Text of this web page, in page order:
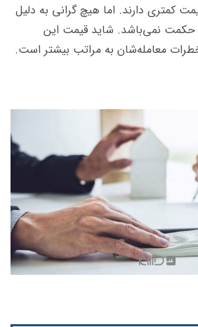
کمتری دارند. اما هیچ گرانی به دلیل
حکمت نمی‌باشد. شاید قیمت این
معامله‌شان به مراتب بیشتر است.